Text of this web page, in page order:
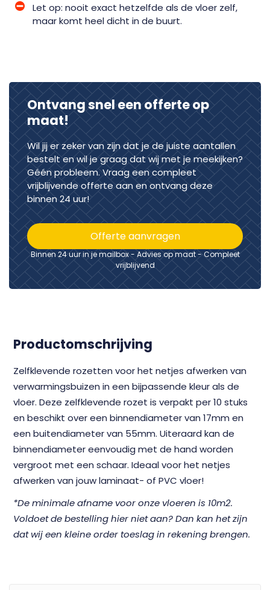
Let op: nooit exact hetzelfde als de vloer zelf,
maar komt heel dicht in de buurt.
Ontvang snel een offerte op
maat!
Wil jij er zeker van zijn dat je de juiste aantallen
bestelt en wil je graag dat wij met je meekijken?
Géén probleem. Vraag een compleet
vrijblijvende offerte aan en ontvang deze
binnen 24 uur!
Offerte aanvragen
Binnen 24 uur in je mailbox - Advies op maat - Compleet
vrijblijvend
Productomschrijving
Zelfklevende rozetten voor het netjes afwerken van
verwarmingsbuizen in een bijpassende kleur als de
vloer. Deze zelfklevende rozet is verpakt per 10 stuks
en beschikt over een binnendiameter van 17mm en
een buitendiameter van 55mm. Uiteraard kan de
binnendiameter eenvoudig met de hand worden
vergroot met een schaar. Ideaal voor het netjes
afwerken van jouw laminaat- of PVC vloer!
*De minimale afname voor onze vloeren is 10m2.
Voldoet de bestelling hier niet aan? Dan kan het zijn
dat wij een kleine order toeslag in rekening brengen.